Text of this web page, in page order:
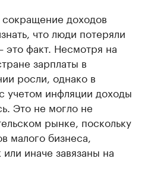
доходов
что люди потеряли
это факт. Несмотря на
зарплаты в
росли, однако в
учетом инфляции доходы
Это не могло не
рынке, поскольку
малого бизнеса,
иначе завязаны на